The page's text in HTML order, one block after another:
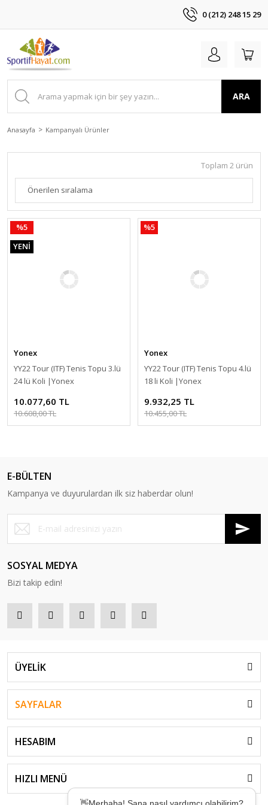
0 (212) 248 15 29
ARA
Anasayfa Kampanyalı Ürünler
Toplam 2 ürün
%5
YENİ
Yonex
YY22 Tour (ITF) Tenis Topu 3.lü
24 lü Koli |Yonex
10.077,60 TL
10.608,00 TL
%5
Yonex
YY22 Tour (ITF) Tenis Topu 4.lü
18 li Koli |Yonex
9.932,25 TL
10.455,00 TL
E-BÜLTEN
Kampanya ve duyurulardan ilk siz haberdar olun!
SOSYAL MEDYA
Bizi takip edin!
ÜYELİK
SAYFALAR
HESABIM
HIZLI MENÜ